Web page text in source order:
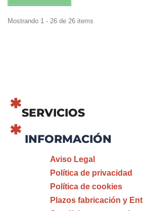
Mostrando 1 - 26 de 26 items
SERVICIOS
INFORMACIÓN
Aviso Legal
Política de privacidad
Política de cookies
Plazos fabricación y